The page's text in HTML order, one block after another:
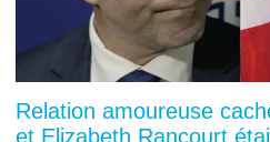
Relation amoureuse
et Elizabeth Rancourt